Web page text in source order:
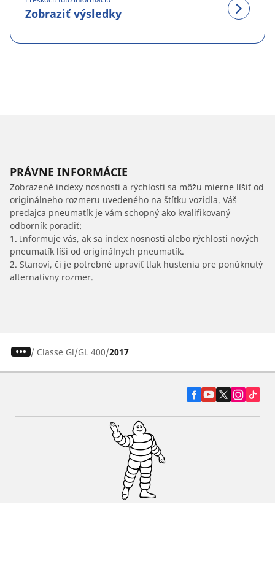
Zobraziť výsledky
PRÁVNE INFORMÁCIE
Zobrazené indexy nosnosti a rýchlosti sa môžu mierne líšiť od
originálneho rozmeru uvedeného na štítku vozidla. Váš
predajca pneumatík je vám schopný ako kvalifikovaný
odborník poradiť:
1. Informuje vás, ak sa index nosnosti alebo rýchlosti nových
pneumatík líši od originálnych pneumatík.
2. Stanoví, či je potrebné upraviť tlak hustenia pre ponúknutý
alternatívny rozmer.
/ Classe Gl GL 400 2017